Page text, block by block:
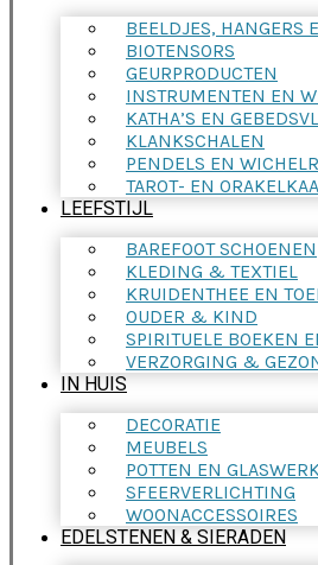
BEELDJES, HANGERS
BIOTENSORS
GEURPRODUCTEN
INSTRUMENTEN EN
KATHA’S EN
KLANKSCHALEN
PENDELS EN
TAROT- EN
LEEFSTIJL
BAREFOOT SCHOENEN
KLEDING & TEXTIEL
KRUIDENTHEE EN
OUDER & KIND
SPIRITUELE BOEKEN
VERZORGING &
IN HUIS
DECORATIE
MEUBELS
POTTEN EN
SFEERVERLICHTING
WOONACCESSOIRES
EDELSTENEN & SIERADEN